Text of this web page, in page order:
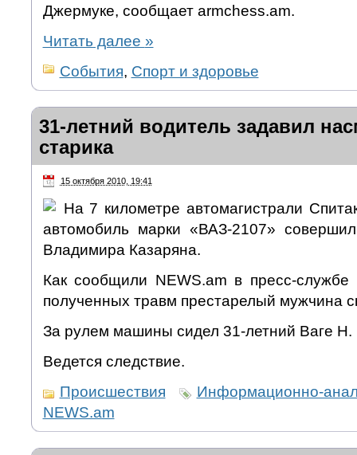
Джермуке, сообщает armchess.am.
Читать далее »
События, Спорт и здоровье
31-летний водитель задавил
старика
15 октября 2010, 19:41
На 7 километре автомагистрали
автомобиль марки «ВАЗ-2107»
Владимира Казаряна.
Как сообщили NEWS.am в пресс-
полученных травм престарелый мужчина
За рулем машины сидел 31-летний Ваге Н.
Ведется следствие.
Происшествия
Информационно-
NEWS.am